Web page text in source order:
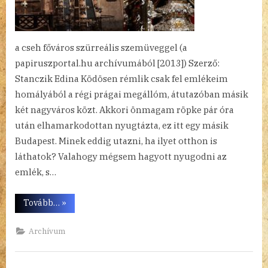
a cseh főváros szürreális szemüveggel (a
papiruszportal.hu archívumából [2013]) Szerző:
Stanczik Edina Ködösen rémlik csak fel emlékeim
homályából a régi prágai megállóm, átutazóban másik
két nagyváros közt. Akkori önmagam röpke pár óra
után elhamarkodottan nyugtázta, ez itt egy másik
Budapest. Minek eddig utazni, ha ilyet otthon is
láthatok? Valahogy mégsem hagyott nyugodni az
emlék, s…
Tovább… “Prágai
tavasz”
»
Archívum